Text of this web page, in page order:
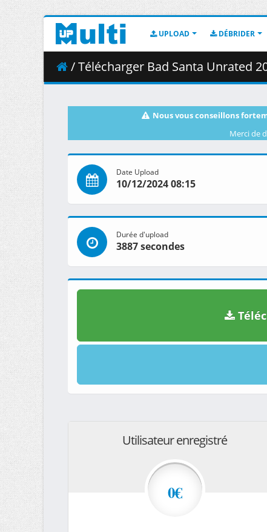
UPLOAD DÉBRIDER
/ Télécharger Bad Santa Unrated
Nous vous conseillons
Merci de
Date Upload
10/12/2024 08:15
Durée d'upload
3887 secondes
Utilisateur enregistré
0€